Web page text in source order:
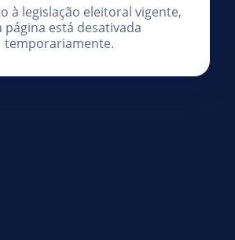
à legislação eleitoral vigente,
página está desativada
temporariamente.